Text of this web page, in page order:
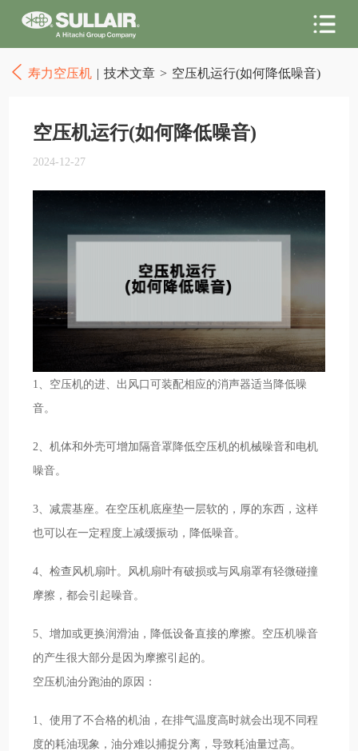
寿力空压机 | 技术文章 > 空压机运行(如何降低噪音)
空压机运行(如何降低噪音)
2024-12-27
1、空压机的进、出风口可装配相应的消声器适当降低噪
音。
2、机体和外壳可增加隔音罩降低空压机的机械噪音和电机
噪音。
3、减震基座。在空压机底座垫一层软的，厚的东西，这样
也可以在一定程度上减缓振动，降低噪音。
4、检查风机扇叶。风机扇叶有破损或与风扇罩有轻微碰撞
摩擦，都会引起噪音。
5、增加或更换润滑油，降低设备直接的摩擦。空压机噪音
的产生很大部分是因为摩擦引起的。
空压机油分跑油的原因：
1、使用了不合格的机油，在排气温度高时就会出现不同程
度的耗油现象，油分难以捕捉分离，导致耗油量过高。